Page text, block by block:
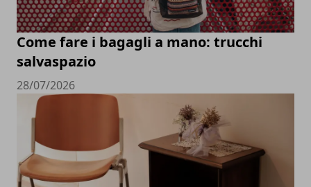
Come fare i bagagli a mano: trucchi
salvaspazio
28/07/2026